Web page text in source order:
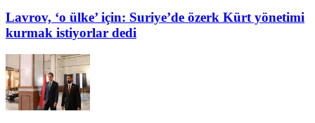
Lavrov, ‘o ülke’ için: Suriye’de özerk Kürt yönetimi
kurmak istiyorlar dedi